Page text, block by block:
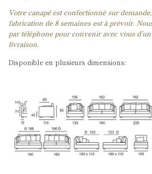
Votre canapé est confectionné sur
fabrication de 8 semaines est à prévoir.
par téléphone pour convenir avec vous
livraison.
Disponible en plusieurs dimensions: